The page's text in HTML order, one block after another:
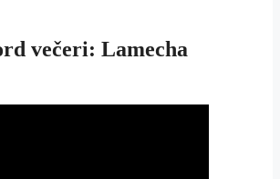
večeri: Lamecha